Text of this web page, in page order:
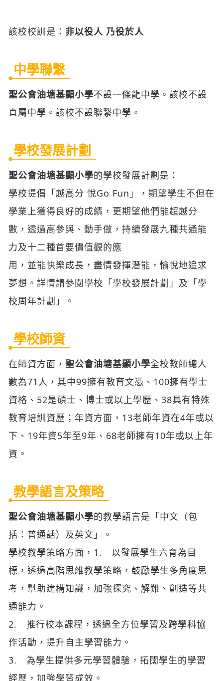
聖公會油塘基顯小學不設一條龍中學。該校不設
學校發展計劃
聖公會油塘基顯小學的學校發展計劃是：
學業上獲得良好的成績，更期望他們能超越分
數，透過高參與、動手做，持續發展九種共通能
力及十二種首要價值觀的應
用，並能快樂成長，盡情發揮潛能，愉悅地追求
夢想。詳情請參閱學校「學校發展計劃」及「學
校周年計劃」。
學校師資
在師資方面， 聖公會油塘基顯小學
資格、52是碩士、博士或以上學歷、38具有特殊
教育培訓資歷；年資方面，13老師年資在4年或以
下、19年資5年至9年、68老師擁有10年或以上年
資。
教學語言及策略
聖公會油塘基顯小學
學校教學策略方面，1. 以發展學生六育為目
標，透過高階思維教學策略，鼓勵學生多角度思
考，幫助建構知識，加強探究、解難、創造等共
通能力。
2. 推行校本課程，透過全方位學習及跨學科協
作活動，提升自主學習能力。
3. 為學生提供多元學習體驗，拓闊學生的學習
經歷，加強學習成效。
4. 推行編程教學，加強學生的運算思維能力。
5. 善用電子教學平台，加強學生對學習內容的
掌握。